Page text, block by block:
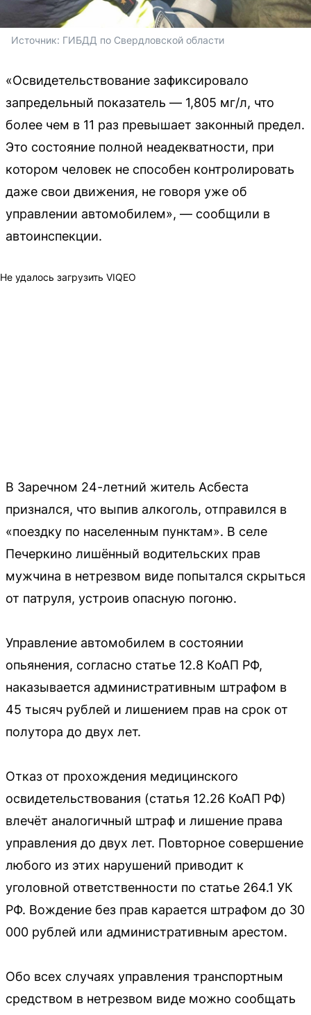
Источник: ГИБДД по Свердловской области
«Освидетельствование зафиксировало
запредельный показатель — 1,805 мг/л, что
более чем в 11 раз превышает законный предел.
Это состояние полной неадекватности, при
котором человек не способен контролировать
даже свои движения, не говоря уже об
управлении автомобилем», — сообщили в
автоинспекции.
Не удалось загрузить VIQEO
В Заречном 24-летний житель Асбеста
признался, что выпив алкоголь, отправился в
«поездку по населенным пунктам». В селе
Печеркино лишённый водительских прав
мужчина в нетрезвом виде попытался скрыться
от патруля, устроив опасную погоню.
Управление автомобилем в состоянии
опьянения, согласно статье 12.8 КоАП РФ,
наказывается административным штрафом в
45 тысяч рублей и лишением прав на срок от
полутора до двух лет.
Отказ от прохождения медицинского
освидетельствования (статья 12.26 КоАП РФ)
влечёт аналогичный штраф и лишение права
управления до двух лет. Повторное совершение
любого из этих нарушений приводит к
уголовной ответственности по статье 264.1 УК
РФ. Вождение без прав карается штрафом до 30
000 рублей или административным арестом.
Обо всех случаях управления транспортным
средством в нетрезвом виде можно сообщать